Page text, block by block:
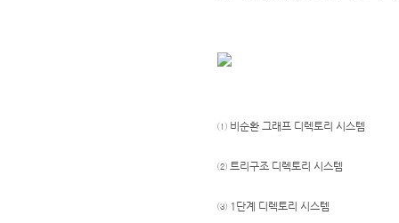
① 비순환 그래프 디렉토리 시스템
② 트리구조 디렉토리 시스템
③ 1단계 디렉토리 시스템